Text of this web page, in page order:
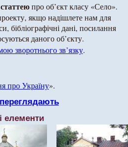
про об’єкт класу «Село».
якщо надішлете нам для
бібліографічні дані, посилання
даного об’єкту.
зворотнього зв’язку.
про Україну».
переглядають
елементи